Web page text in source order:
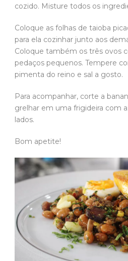
cozido. Misture todos os
Coloque as folhas de taioba
para ela cozinhar junto aos
Coloque também os três ovos
pedaços pequenos. Tempere
pimenta do reino e sal a gosto.
Para acompanhar, corte a
grelhar em uma frigideira com
lados.
Bom apetite!